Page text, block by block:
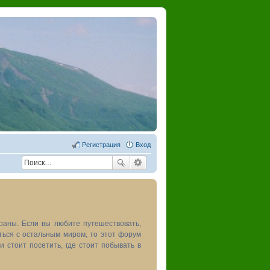
Вход
Регистрация
Если вы любите путешествовать,
с остальным миром, то этот форум
стоит посетить, где стоит побывать в